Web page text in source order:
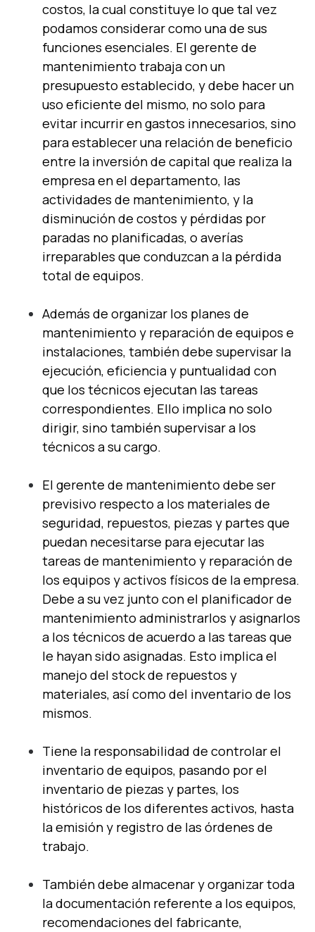
costos, la cual constituye lo que tal vez
podamos considerar como una de sus
funciones esenciales. El gerente de
mantenimiento trabaja con un
presupuesto establecido, y debe hacer un
uso eficiente del mismo, no solo para
evitar incurrir en gastos innecesarios, sino
para establecer una relación de beneficio
entre la inversión de capital que realiza la
empresa en el departamento, las
actividades de mantenimiento, y la
disminución de costos y pérdidas por
paradas no planificadas, o averías
irreparables que conduzcan a la pérdida
total de equipos.
Además de organizar los planes de
mantenimiento y reparación de equipos e
instalaciones, también debe supervisar la
ejecución, eficiencia y puntualidad con
que los técnicos ejecutan las tareas
correspondientes. Ello implica no solo
dirigir, sino también supervisar a los
técnicos a su cargo.
El gerente de mantenimiento debe ser
previsivo respecto a los materiales de
seguridad, repuestos, piezas y partes que
puedan necesitarse para ejecutar las
tareas de mantenimiento y reparación de
los equipos y activos físicos de la empresa.
Debe a su vez junto con el planificador de
mantenimiento administrarlos y asignarlos
a los técnicos de acuerdo a las tareas que
le hayan sido asignadas. Esto implica el
manejo del stock de repuestos y
materiales, así como del inventario de los
mismos.
Tiene la responsabilidad de controlar el
inventario de equipos, pasando por el
inventario de piezas y partes, los
históricos de los diferentes activos, hasta
la emisión y registro de las órdenes de
trabajo.
También debe almacenar y organizar toda
la documentación referente a los equipos,
recomendaciones del fabricante,